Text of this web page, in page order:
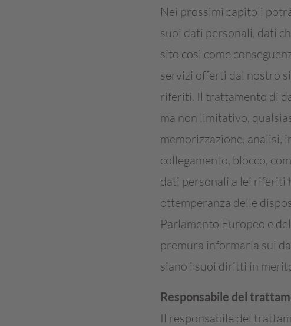
Nei prossimi capitoli
suoi dati personali, dati
sito così come
servizi offerti dal nostro
riferiti. Il trattamento di
ma non limitativo,
memorizzazione, analisi,
collegamento, blocco,
dati personali a lei riferiti
ottemperanza delle
Parlamento Europeo e
premura informarla sui
siano i suoi diritti in
Responsabile del
Il responsabile del